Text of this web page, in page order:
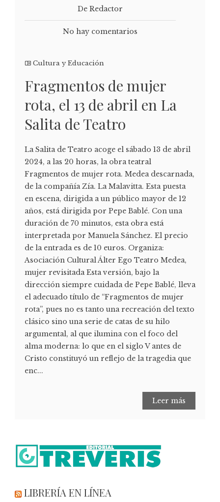
De Redactor
No hay comentarios
Cultura y Educación
Fragmentos de mujer
rota, el 13 de abril en La
Salita de Teatro
La Salita de Teatro acoge el sábado 13 de abril
2024, a las 20 horas, la obra teatral
Fragmentos de mujer rota. Medea descarnada,
de la compañía Zía. La Malavitta. Esta puesta
en escena, dirigida a un público mayor de 12
años, está dirigida por Pepe Bablé. Con una
duración de 70 minutos, esta obra está
interpretada por Manuela Sánchez. El precio
de la entrada es de 10 euros. Organiza:
Asociación Cultural Álter Ego Teatro Medea,
mujer revisitada Esta versión, bajo la
dirección siempre cuidada de Pepe Bablé, lleva
el adecuado título de “Fragmentos de mujer
rota”, pues no es tanto una recreación del texto
clásico sino una serie de catas de su hilo
argumental, al que ilumina con el foco del
alma moderna: lo que en el siglo V antes de
Cristo constituyó un reflejo de la tragedia que
enc...
Leer más
LIBRERÍA EN LÍNEA